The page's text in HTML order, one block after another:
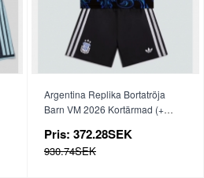
Argentina Replika Bortatröja
Barn VM 2026 Kortärmad (+
Pris: 372.28SEK
930.74SEK